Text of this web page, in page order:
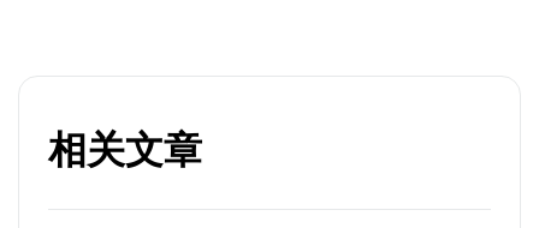
相关文章